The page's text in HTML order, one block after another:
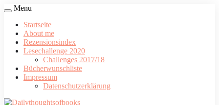
Menu
Startseite
About me
Rezensionsindex
Lesechallenge 2020
Challenges 2017/18
Bücherwunschliste
Impressum
Datenschutzerklärung